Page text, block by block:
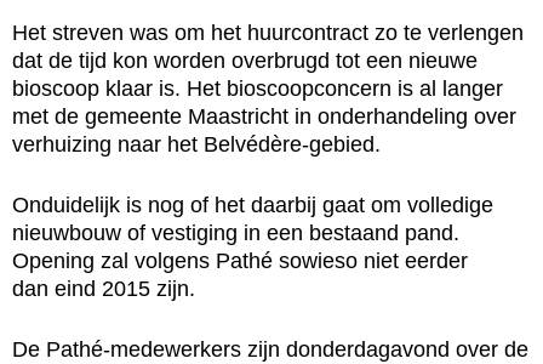
Het streven was om het huurcontract zo te verlengen
dat de tijd kon worden overbrugd tot een nieuwe
bioscoop klaar is. Het bioscoopconcern is al langer
met de gemeente Maastricht in onderhandeling over
verhuizing naar het Belvédère-gebied.
Onduidelijk is nog of het daarbij gaat om volledige
nieuwbouw of vestiging in een bestaand pand.
Opening zal volgens Pathé sowieso niet eerder
dan eind 2015 zijn.
De Pathé-medewerkers zijn donderdagavond over de